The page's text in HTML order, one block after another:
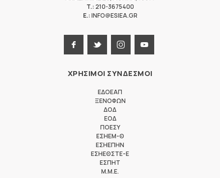
T.: 210-3675400
E.:INFO@ESIEA.GR
ΧΡΗΣΙΜΟΙ ΣΥΝΔΕΣΜΟΙ
ΕΔΟΕΑΠ
ΞΕΝΟΦΩΝ
ΔΟΔ
ΕΟΔ
ΠΟΕΣΥ
ΕΣΗΕΜ-Θ
ΕΣΗΕΠΗΝ
ΕΣΗΕΘΣΤΕ-Ε
ΕΣΠΗΤ
M.M.E.